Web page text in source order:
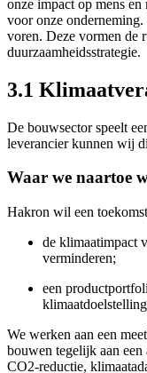
onze impact op mens
voor onze
voren. Deze vormen de
duurzaamheidsstrategie.
3.1
De bouwsector speelt
leverancier kunnen wij
Waar we naartoe
Hakron wil een
de klimaatimpact
verminderen;
een
We werken aan een
bouwen tegelijk aan een
CO2-reductie,